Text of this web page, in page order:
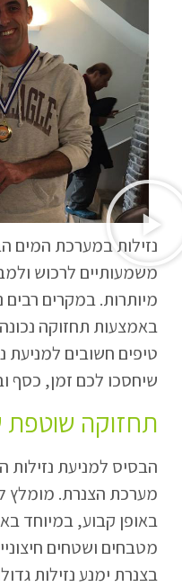
נזילות במערכת המים
משמעותיים לרכוש
מיותרות. במקרים רבים
באמצעות תחזוקה
טיפים חשובים למניעת
שיחסכו לכם זמן, כסף
תחזוקה
הבסיס למניעת
מערכת הצנרת. מומלץ
באופן קבוע, במיוחד
מטבחים ושטחים
בצנרת ימנע נזילות